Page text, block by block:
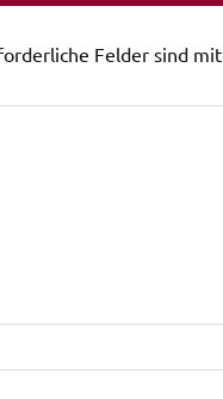
Felder sind mit